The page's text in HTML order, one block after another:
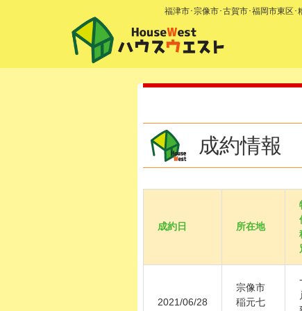
福津市･宗像市･古賀市･福岡市東区
成約情報
成約日 所在地
2021/06/28
宗像市
稲元七